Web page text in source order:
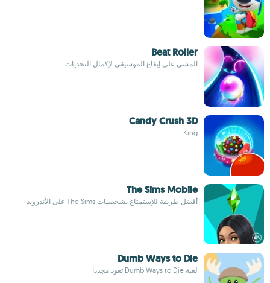
Beat Roller
المشي على إيقاع الموسيقى لإكمال التحديات
Candy Crush 3D
King
The Sims Mobile
أفضل طريقة للإستمتاع بشخصيات The Sims على الأندرويد
Dumb Ways to Die
لعبة Dumb Ways to Die تعود مجددا